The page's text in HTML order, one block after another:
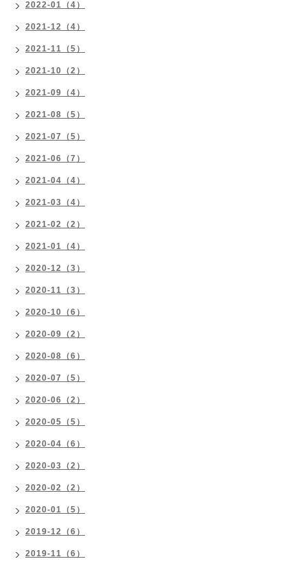
2022-01（4）
2021-12（4）
2021-11（5）
2021-10（2）
2021-09（4）
2021-08（5）
2021-07（5）
2021-06（7）
2021-04（4）
2021-03（4）
2021-02（2）
2021-01（4）
2020-12（3）
2020-11（3）
2020-10（6）
2020-09（2）
2020-08（6）
2020-07（5）
2020-06（2）
2020-05（5）
2020-04（6）
2020-03（2）
2020-02（2）
2020-01（5）
2019-12（6）
2019-11（6）